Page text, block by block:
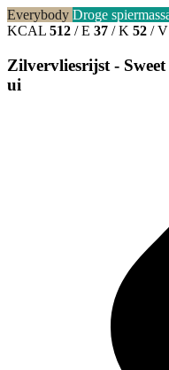
Everybody Droge
KCAL 512 / E 37 / K 52 / V
Zilvervliesrijst -
ui